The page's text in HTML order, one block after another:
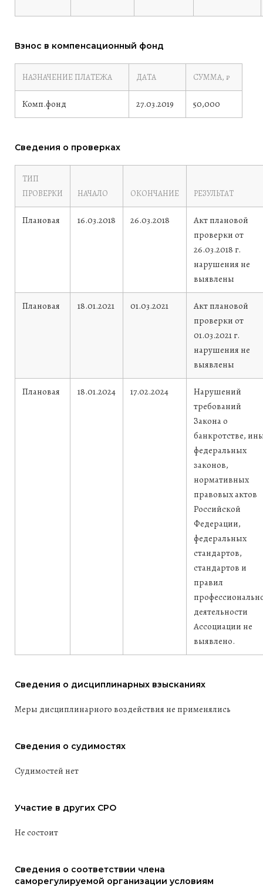
Взнос в компенсационный фонд
НАЗНАЧЕНИЕ ПЛАТЕЖА ДАТА СУММА, ₽
Комп.фонд 27.03.2019 50,000
Сведения о проверках
ТИП
ПРОВЕРКИ
НАЧАЛО ОКОНЧАНИЕ РЕЗУЛЬТАТ
Плановая 16.03.2018 26.03.2018
Акт плановой
проверки от
26.03.2018 г.
нарушения не
выявлены
Плановая 18.01.2021 01.03.2021
Акт плановой
проверки от
01.03.2021 г.
нарушения не
выявлены
Плановая 18.01.2024 17.02.2024
Нарушений
требований
Закона о
банкротстве,
федеральных
законов,
нормативных
правовых актов
Российской
Федерации,
федеральных
стандартов,
стандартов и
правил
деятельности
Ассоциации не
выявлено.
Сведения о дисциплинарных взысканиях
Меры дисциплинарного воздействия не применялись
Сведения о судимостях
Судимостей нет
Участие в других СРО
Не состоит
Сведения о соответствии члена
саморегулируемой организации условиям